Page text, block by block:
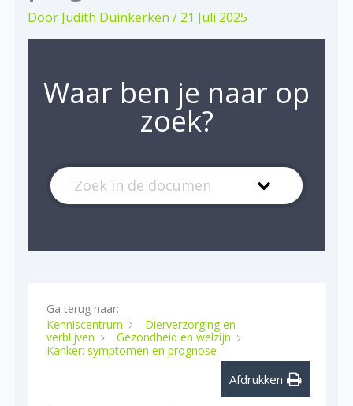
Door Judith Duinkerken / 21 Juli 2025
Waar ben je naar op
zoek?
Ga terug naar:
Kenniscentrum
Dierverzorging en
verblijven
Gezondheid en welzijn
Kanker: symptomen en prognose
Afdrukken